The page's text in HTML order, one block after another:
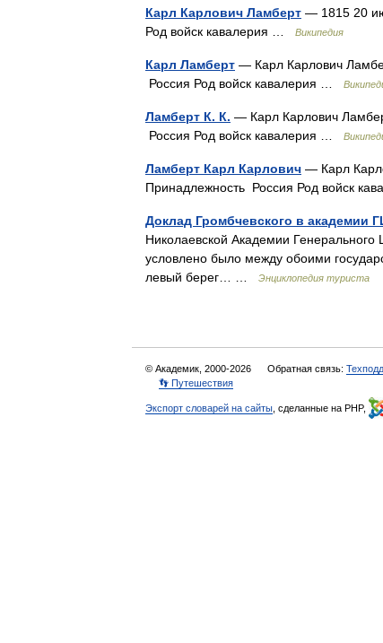
Карл Карлович Ламберт — 1815 20
Род войск кавалерия …
Википедия
Карл Ламберт — Карл Карлович
Россия Род войск кавалерия …
Ламберт К. К. — Карл Карлович
Россия Род войск кавалерия …
Ламберт Карл Карлович — Карл
Принадлежность Россия Род войск
Доклад Громбчевского в академии
Николаевской Академии
условлено было между обоими
левый берег… …
Энциклопедия туриста
© Академик, 2000-2026 Обратная связь:
👣 Путешествия
Экспорт словарей на сайты , сделанные на PHP,